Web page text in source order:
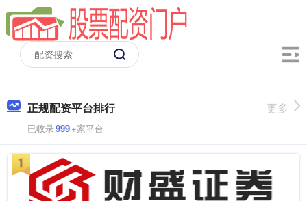
正规配资平台排行
已收录999+家平台
更多